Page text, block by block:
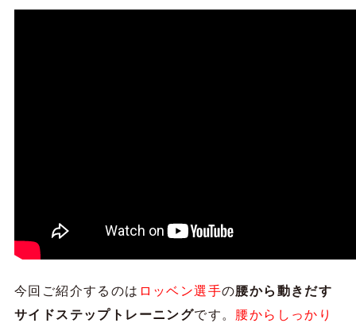
今回ご紹介するのは ロッベン選手の腰から動きだす
サイドステップトレーニングです。 腰からしっかり